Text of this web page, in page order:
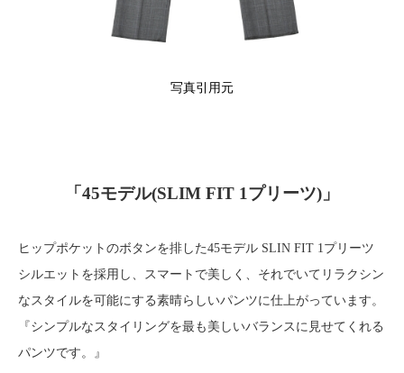
写真引用元
「45モデル(SLIM FIT 1プリーツ)」
ヒップポケットのボタンを排した45モデル SLIN FIT 1プリーツ
シルエットを採用し、スマートで美しく、それでいてリラクシン
なスタイルを可能にする素晴らしいパンツに仕上がっています。
『シンプルなスタイリングを最も美しいバランスに見せてくれる
パンツです。』